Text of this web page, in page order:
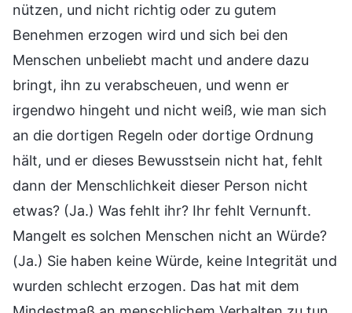
nützen, und nicht richtig oder zu gutem
Benehmen erzogen wird und sich bei den
Menschen unbeliebt macht und andere dazu
bringt, ihn zu verabscheuen, und wenn er
irgendwo hingeht und nicht weiß, wie man sich
an die dortigen Regeln oder dortige Ordnung
hält, und er dieses Bewusstsein nicht hat, fehlt
dann der Menschlichkeit dieser Person nicht
etwas? (Ja.) Was fehlt ihr? Ihr fehlt Vernunft.
Mangelt es solchen Menschen nicht an Würde?
(Ja.) Sie haben keine Würde, keine Integrität und
wurden schlecht erzogen. Das hat mit dem